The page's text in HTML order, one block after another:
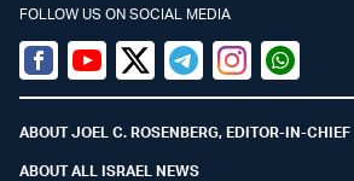
FOLLOW US ON SOCIAL MEDIA
Facebook
YoutubeTwitter (X)
TelegramInstagramWhatsapp
ABOUT JOEL C. ROSENBERG, EDITOR-IN-CHIEF
ABOUT ALL ISRAEL NEWS